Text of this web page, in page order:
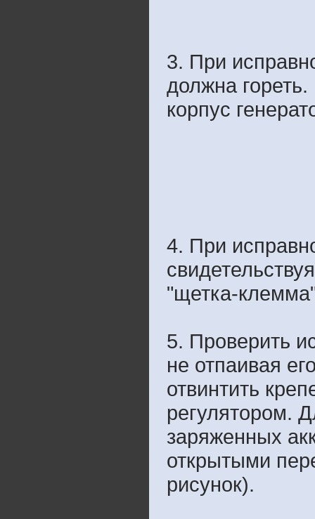
3. При
должна
корпус
4. При
"щетка-
5. Проверить
не отпаивая
отвинтить
регулятором.
заряженных
открытыми
рисунок).